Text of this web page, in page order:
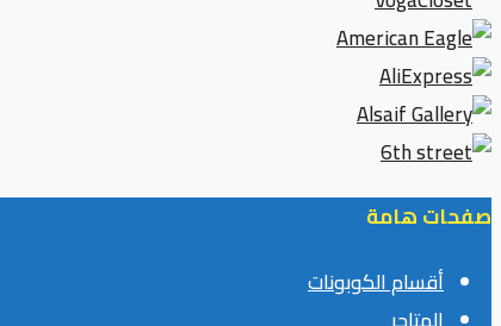
صفحات هامة
أقسام الكوبونات